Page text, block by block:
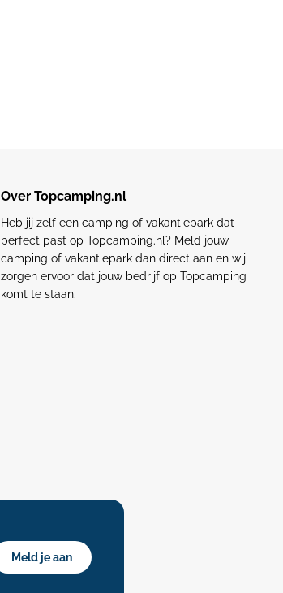
Over Topcamping.nl
Heb jij zelf een camping of vakantiepark dat
perfect past op Topcamping.nl? Meld jouw
camping of vakantiepark dan direct aan en wij
zorgen ervoor dat jouw bedrijf op Topcamping
komt te staan.
Meld je aan